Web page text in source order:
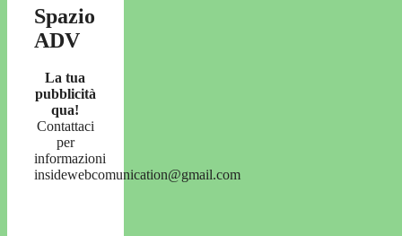
Spazio
ADV
La tua
pubblicità
qua!
Contattaci
per
informazioni
insidewebcomunication@gmail.com